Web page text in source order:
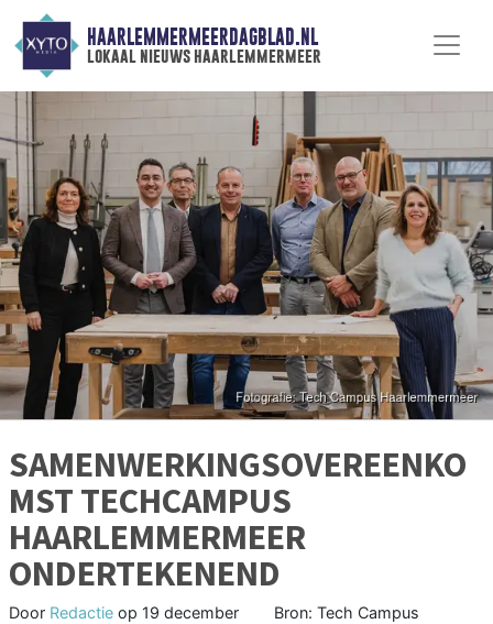
HAARLEMMERMEERDAGBLAD.NL
lokaal nieuws haarlemmermeer
SAMENWERKINGSOVEREENKO
MST TECHCAMPUS
HAARLEMMERMEER
ONDERTEKENEND
Door Redactie op 19 december
Bron: Tech Campus